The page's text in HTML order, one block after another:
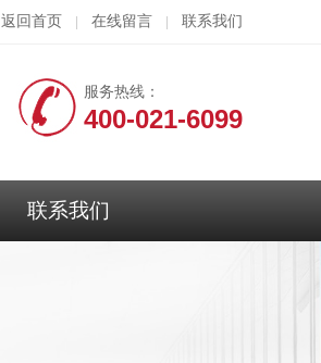
返回首页 在线留言 联系我们
服务热线：
400-021-6099
联系我们